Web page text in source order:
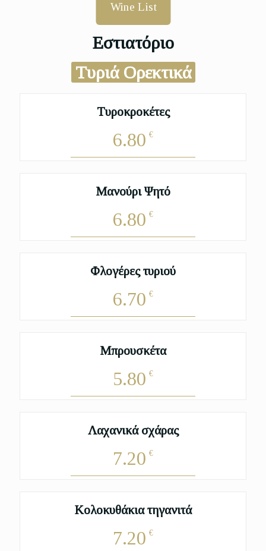
Wine List
Εστιατόριο
Τυριά Ορεκτικά
Τυροκροκέτες
6.80 €
Μανούρι Ψητό
6.80 €
Φλογέρες τυριού
6.70 €
Μπρουσκέτα
5.80 €
Λαχανικά σχάρας
7.20 €
Κολοκυθάκια τηγανιτά
7.20 €